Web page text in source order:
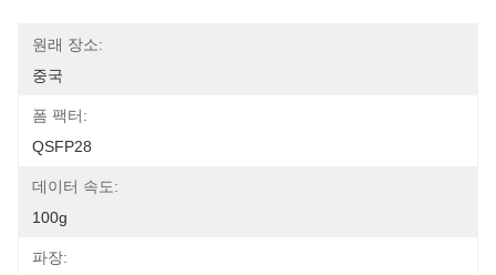
원래 장소:
중국
폼 팩터:
QSFP28
데이터 속도:
100g
파장: